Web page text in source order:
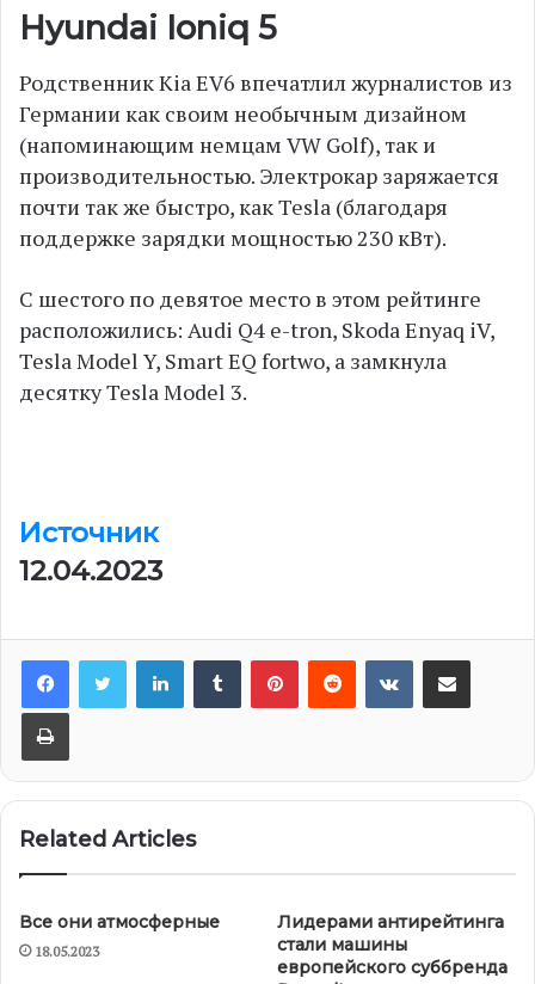
Hyundai Ioniq 5
Родственник Kia EV6 впечатлил журналистов из
Германии как своим необычным дизайном
(напоминающим немцам VW Golf), так и
производительностью. Электрокар заряжается
почти так же быстро, как Tesla (благодаря
поддержке зарядки мощностью 230 кВт).
С шестого по девятое место в этом рейтинге
расположились: Audi Q4 e-tron, Skoda Enyaq iV,
Tesla Model Y, Smart EQ fortwo, а замкнула
десятку Tesla Model 3.
Источник
12.04.2023
LinkedInTumblrPinterest
RedditVKontakte
Share via Email
Print
Related Articles
Все они атмосферные
18.05.2023
Лидерами антирейтинга
стали машины
европейского суббренда